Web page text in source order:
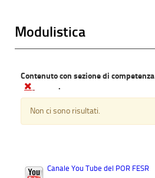
Modulistica
Contenuto con sezione di competenza
.
Non ci sono risultati.
Canale You Tube del POR FESR